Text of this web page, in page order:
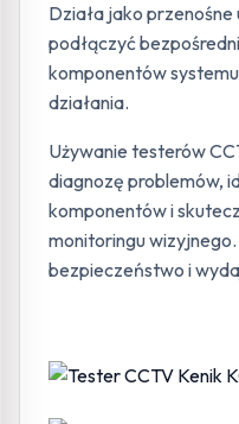
Działa jako
podłączyć
komponentów
działania.
Używanie testerów
diagnozę problemów,
komponentów i
monitoringu
bezpieczeństwo i